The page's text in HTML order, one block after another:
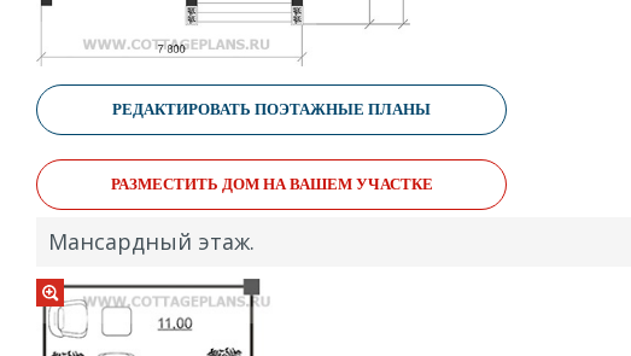
РЕДАКТИРОВАТЬ ПОЭТАЖНЫЕ ПЛАНЫ
РАЗМЕСТИТЬ ДОМ НА ВАШЕМ УЧАСТКЕ
Мансардный этаж.